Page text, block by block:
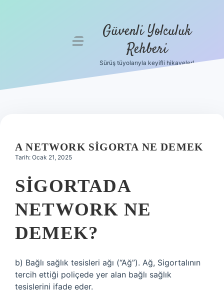
Hakkımızda
menüyü Güvenli Yolculuk
Rehberi
Sürüş tüyolarıyla keyifli hikayeler!
A NETWORK SIGORTA NE DEMEK
Tarih: Ocak 21, 2025
SIGORTADA
NETWORK NE
DEMEK?
b) Bağlı sağlık tesisleri ağı (“Ağ”). Ağ, Sigortalının
tercih ettiği poliçede yer alan bağlı sağlık
tesislerini ifade eder.